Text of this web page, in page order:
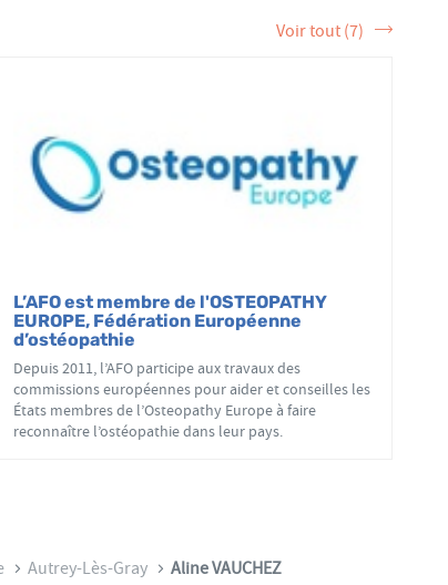
les actes ostéopathiques.
L’AFO est membre de l'OSTEOPATHY
EUROPE, Fédération Européenne
d’ostéopathie
Depuis 2011, l’AFO participe aux travaux des
commissions européennes pour aider et conseilles les
États membres de l’Osteopathy Europe à faire
reconnaître l’ostéopathie dans leur pays.
Voir tout (7)
Autrey-Lès-Gray Aline VAUCHEZ